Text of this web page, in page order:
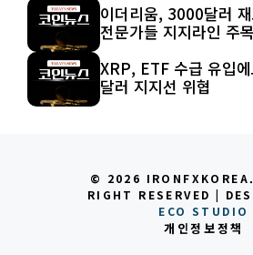
이더리움, 3000달러
전문가들 지지라인 주목
XRP, ETF 수급 유입
달러 지지선 위협
© 2026
RIGHT RESERVED |
ECO STUDIO
개인정보정책